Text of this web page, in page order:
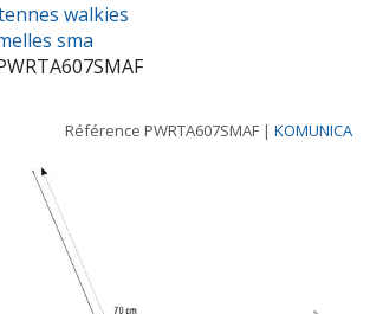
walkies
sma
Référence PWRTA607SMAF | KOMUNICA